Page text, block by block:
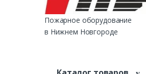
Пожарное оборудование
в Нижнем Новгороде